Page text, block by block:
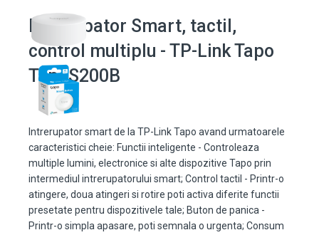
Intrerupator Smart, tactil,
control multiplu - TP-Link Tapo
TapoS200B
Intrerupator smart de la TP-Link Tapo avand urmatoarele
caracteristici cheie: Functii inteligente - Controleaza
multiple lumini, electronice si alte dispozitive Tapo prin
intermediul intrerupatorului smart; Control tactil - Printr-o
atingere, doua atingeri si rotire poti activa diferite functii
presetate pentru dispozitivele tale; Buton de panica -
Printr-o simpla apasare, poti semnala o urgenta; Consum